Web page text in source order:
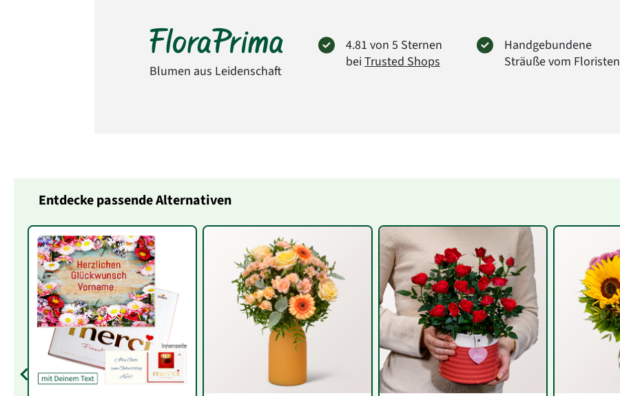
Blumen aus Leidenschaft
4.81 von 5 Sternen
bei Trusted Shops
Handgebundene
Sträuße vom Floristen
Entdecke passende Alternativen